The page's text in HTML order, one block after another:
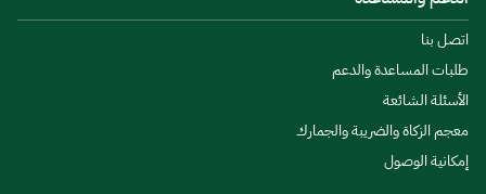
اتصل بنا
طلبات المساعدة والدعم
الأسئلة الشائعة
معجم الزكاة والضريبة والجمارك
إمكانية الوصول